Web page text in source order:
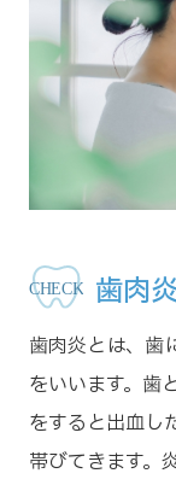
歯肉
歯肉炎とは、歯
をいいます。歯
をすると出血し
帯びてきます。